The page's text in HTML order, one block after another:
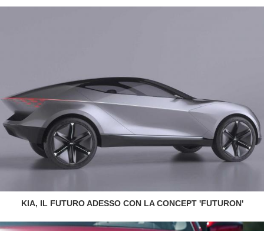
KIA, IL FUTURO ADESSO CON LA CONCEPT 'FUTURON'